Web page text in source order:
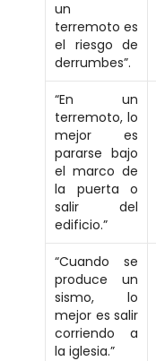
un
terremoto es
el riesgo de
derrumbes”.
“En un
terremoto, lo
mejor es
pararse bajo
el marco de
la puerta o
salir del
edificio.”
“Cuando se
produce un
sismo, lo
mejor es salir
corriendo a
la iglesia.”